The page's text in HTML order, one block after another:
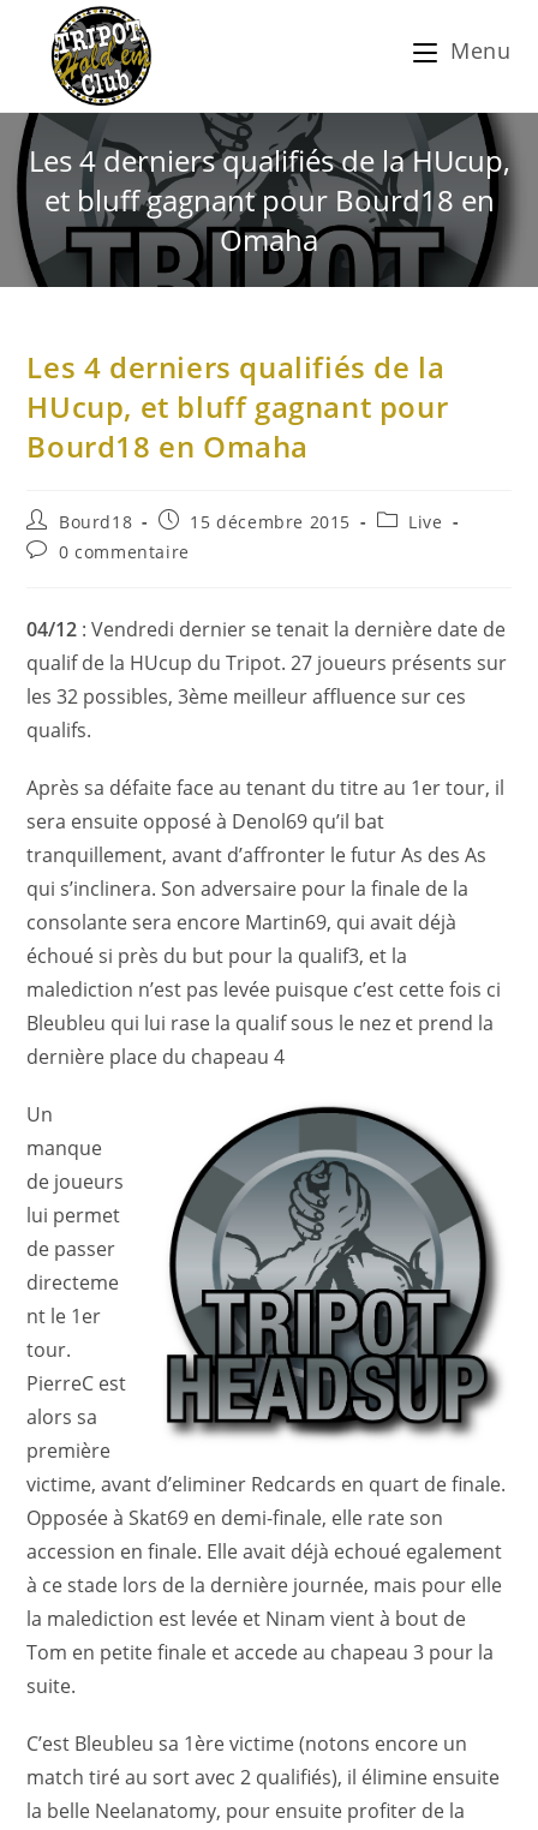
Menu
Les 4 derniers qualifiés de la HUcup,
et bluff gagnant pour Bourd18 en
Omaha
Les 4 derniers qualifiés de la
HUcup, et bluff gagnant pour
Bourd18 en Omaha
Bourd18 15 décembre 2015
Live
0 commentaire
04/12 : Vendredi dernier se tenait la dernière date de
qualif de la HUcup du Tripot. 27 joueurs présents sur
les 32 possibles, 3ème meilleur affluence sur ces
qualifs.
Après sa défaite face au tenant du titre au 1er tour, il
sera ensuite opposé à Denol69 qu’il bat
tranquillement, avant d’affronter le futur As des As
qui s’inclinera. Son adversaire pour la finale de la
consolante sera encore Martin69, qui avait déjà
échoué si près du but pour la qualif3, et la
malediction n’est pas levée puisque c’est cette fois ci
Bleubleu qui lui rase la qualif sous le nez et prend la
dernière place du chapeau 4
Un
manque
de joueurs
lui permet
de passer
directeme
nt le 1er
tour.
PierreC est
alors sa
première
victime, avant d’eliminer Redcards en quart de finale.
Opposée à Skat69 en demi-finale, elle rate son
accession en finale. Elle avait déjà echoué egalement
à ce stade lors de la dernière journée, mais pour elle
la malediction est levée et Ninam vient à bout de
Tom en petite finale et accede au chapeau 3 pour la
suite.
C’est Bleubleu sa 1ère victime (notons encore un
match tiré au sort avec 2 qualifiés), il élimine ensuite
la belle Neelanatomy, pour ensuite profiter de la